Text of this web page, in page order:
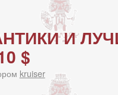
И
$
kruiser